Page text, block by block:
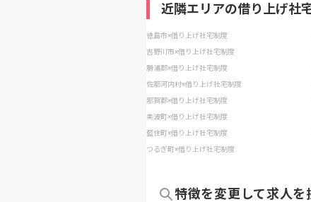
近隣エリアの借り上げ社
徳島市×借り上げ社宅制度
吉野川市×借り上げ社宅制度
勝浦郡×借り上げ社宅制度
佐那河内村×借り上げ社宅制度
那賀郡×借り上げ社宅制度
美波町×借り上げ社宅制度
藍住町×借り上げ社宅制度
つるぎ町×借り上げ社宅制度
特徴を変更して求人を